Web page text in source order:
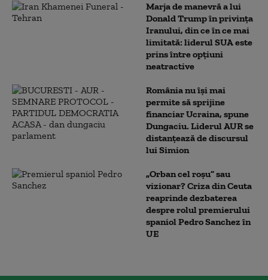
Marja de manevră a lui
Donald Trump în privința
Iranului, din ce în ce mai
limitată: liderul SUA este
prins între opțiuni
neatractive
România nu își mai
permite să sprijine
financiar Ucraina, spune
Dungaciu. Liderul AUR se
distanțează de discursul
lui Simion
„Orban cel roșu” sau
vizionar? Criza din Ceuta
reaprinde dezbaterea
despre rolul premierului
spaniol Pedro Sanchez în
UE